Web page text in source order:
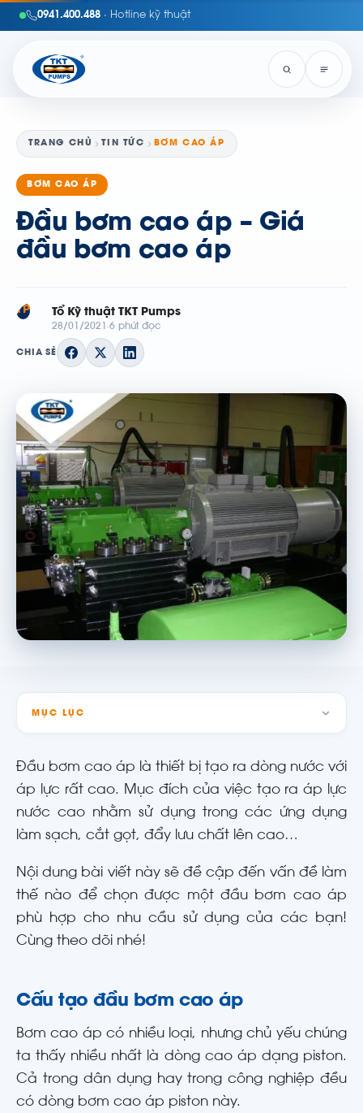
0941.400.488 · Hotline kỹ thuật
TRANG CHỦ TIN TỨC BƠM CAO ÁP
BƠM CAO ÁP
Đầu bơm cao áp – Giá
đầu bơm cao áp
TP Tổ Kỹ thuật TKT Pumps
28/01/2021 6 phút đọc
CHIA SẺ
MỤC LỤC
Đầu bơm cao áp là thiết bị tạo ra dòng nước với
áp lực rất cao. Mục đích của việc tạo ra áp lực
nước cao nhằm sử dụng trong các ứng dụng
làm sạch, cắt gọt, đẩy lưu chất lên cao…
Nội dung bài viết này sẽ đề cập đến vấn đề làm
thế nào để chọn được một đầu bơm cao áp
phù hợp cho nhu cầu sử dụng của các bạn!
Cùng theo dõi nhé!
Cấu tạo đầu bơm cao áp
Bơm cao áp có nhiều loại, nhưng chủ yếu chúng
ta thấy nhiều nhất là dòng cao áp dạng piston.
Cả trong dân dụng hay trong công nghiệp đều
có dòng bơm cao áp piston này.